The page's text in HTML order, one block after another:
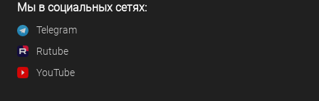
Мы в социальных сетях:
Telegram
Rutube
YouTube